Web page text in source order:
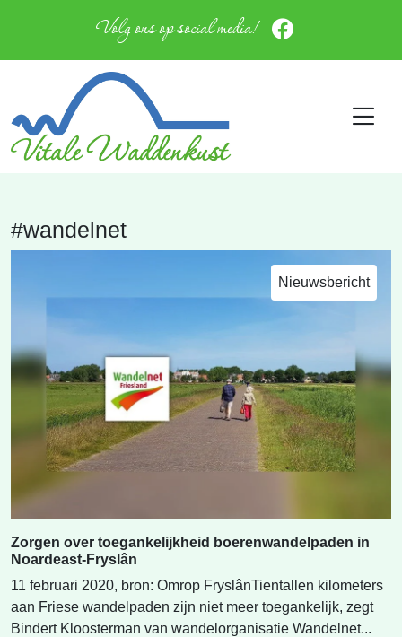
Volg ons op social media!
#wandelnet
Nieuwsbericht
Zorgen over toegankelijkheid boerenwandelpaden in
Noardeast-Fryslân
11 februari 2020, bron: Omrop FryslânTientallen kilometers
aan Friese wandelpaden zijn niet meer toegankelijk, zegt
Bindert Kloosterman van wandelorganisatie Wandelnet...